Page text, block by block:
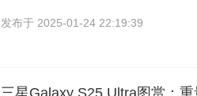
发布于 2025-01-24 22:19:39
三星Galaxy S25 Ultra图赏：